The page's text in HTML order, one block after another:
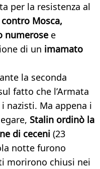
per la resistenza al
Mosca,
numerose e
di un imamato
la seconda
fatto che l’Armata
nazisti. Ma appena i
Stalin ordinò la
di ceceni (23
notte furono
morirono chiusi nei